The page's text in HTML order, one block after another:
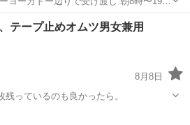
の感動ジャケットです。 ※パンツはなし
:M カラー:黒 品番:482223...
その他
テープ止めオムツ男女兼用
8月8日
っているのも良かったら。